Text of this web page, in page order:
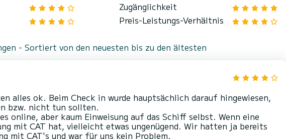
Zugänglichkeit
Preis-Leistungs-Verhältnis
- Sortiert von den neuesten bis zu den ältesten
alles ok. Beim Check in wurde hauptsächlich darauf hingewiesen,
bzw. nicht tun sollten.
online, aber kaum Einweisung auf das Schiff selbst. Wenn eine
mit CAT hat, vielleicht etwas ungenügend. Wir hatten ja bereits
mit CAT's und war für uns kein Problem.